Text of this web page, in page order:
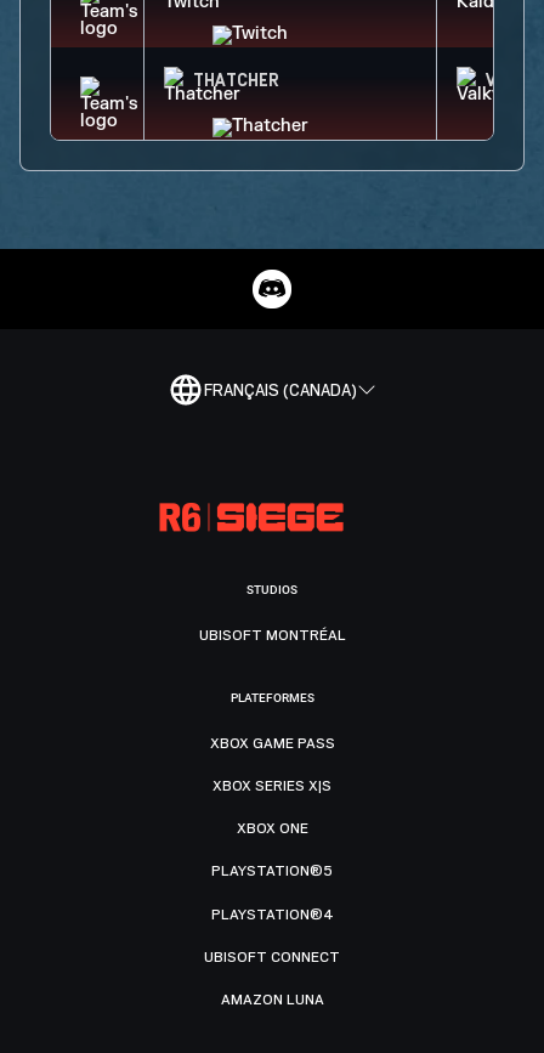
THATCHER
FRANÇAIS (CANADA)
STUDIOS
UBISOFT MONTRÉAL
PLATEFORMES
XBOX GAME PASS
XBOX SERIES X|S
XBOX ONE
PLAYSTATION®5
PLAYSTATION®4
UBISOFT CONNECT
AMAZON LUNA